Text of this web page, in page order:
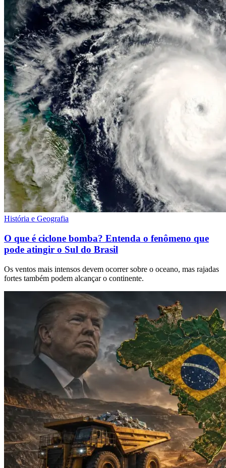
História e Geografia
O que é ciclone bomba? Entenda o fenômeno que
pode atingir o Sul do Brasil
Os ventos mais intensos devem ocorrer sobre o oceano, mas rajadas
fortes também podem alcançar o continente.